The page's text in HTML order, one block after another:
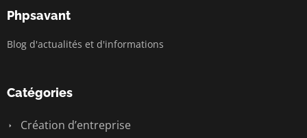
Phpsavant
Blog d'actualités et d'informations
Catégories
Création d’entreprise